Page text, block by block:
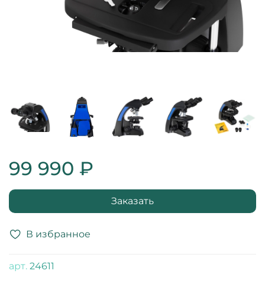
В избранное
арт. 24611
99 990 ₽
Заказать